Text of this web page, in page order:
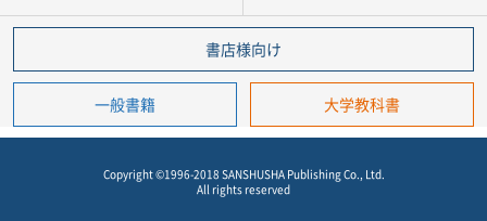
シリーズ レベル
発行年月 年 月 ～
年
月
978-4-384- -*
書店様向け
一般書籍 大学教科書
Copyright ©1996-2018 SANSHUSHA Publishing Co., Ltd.
All rights reserved